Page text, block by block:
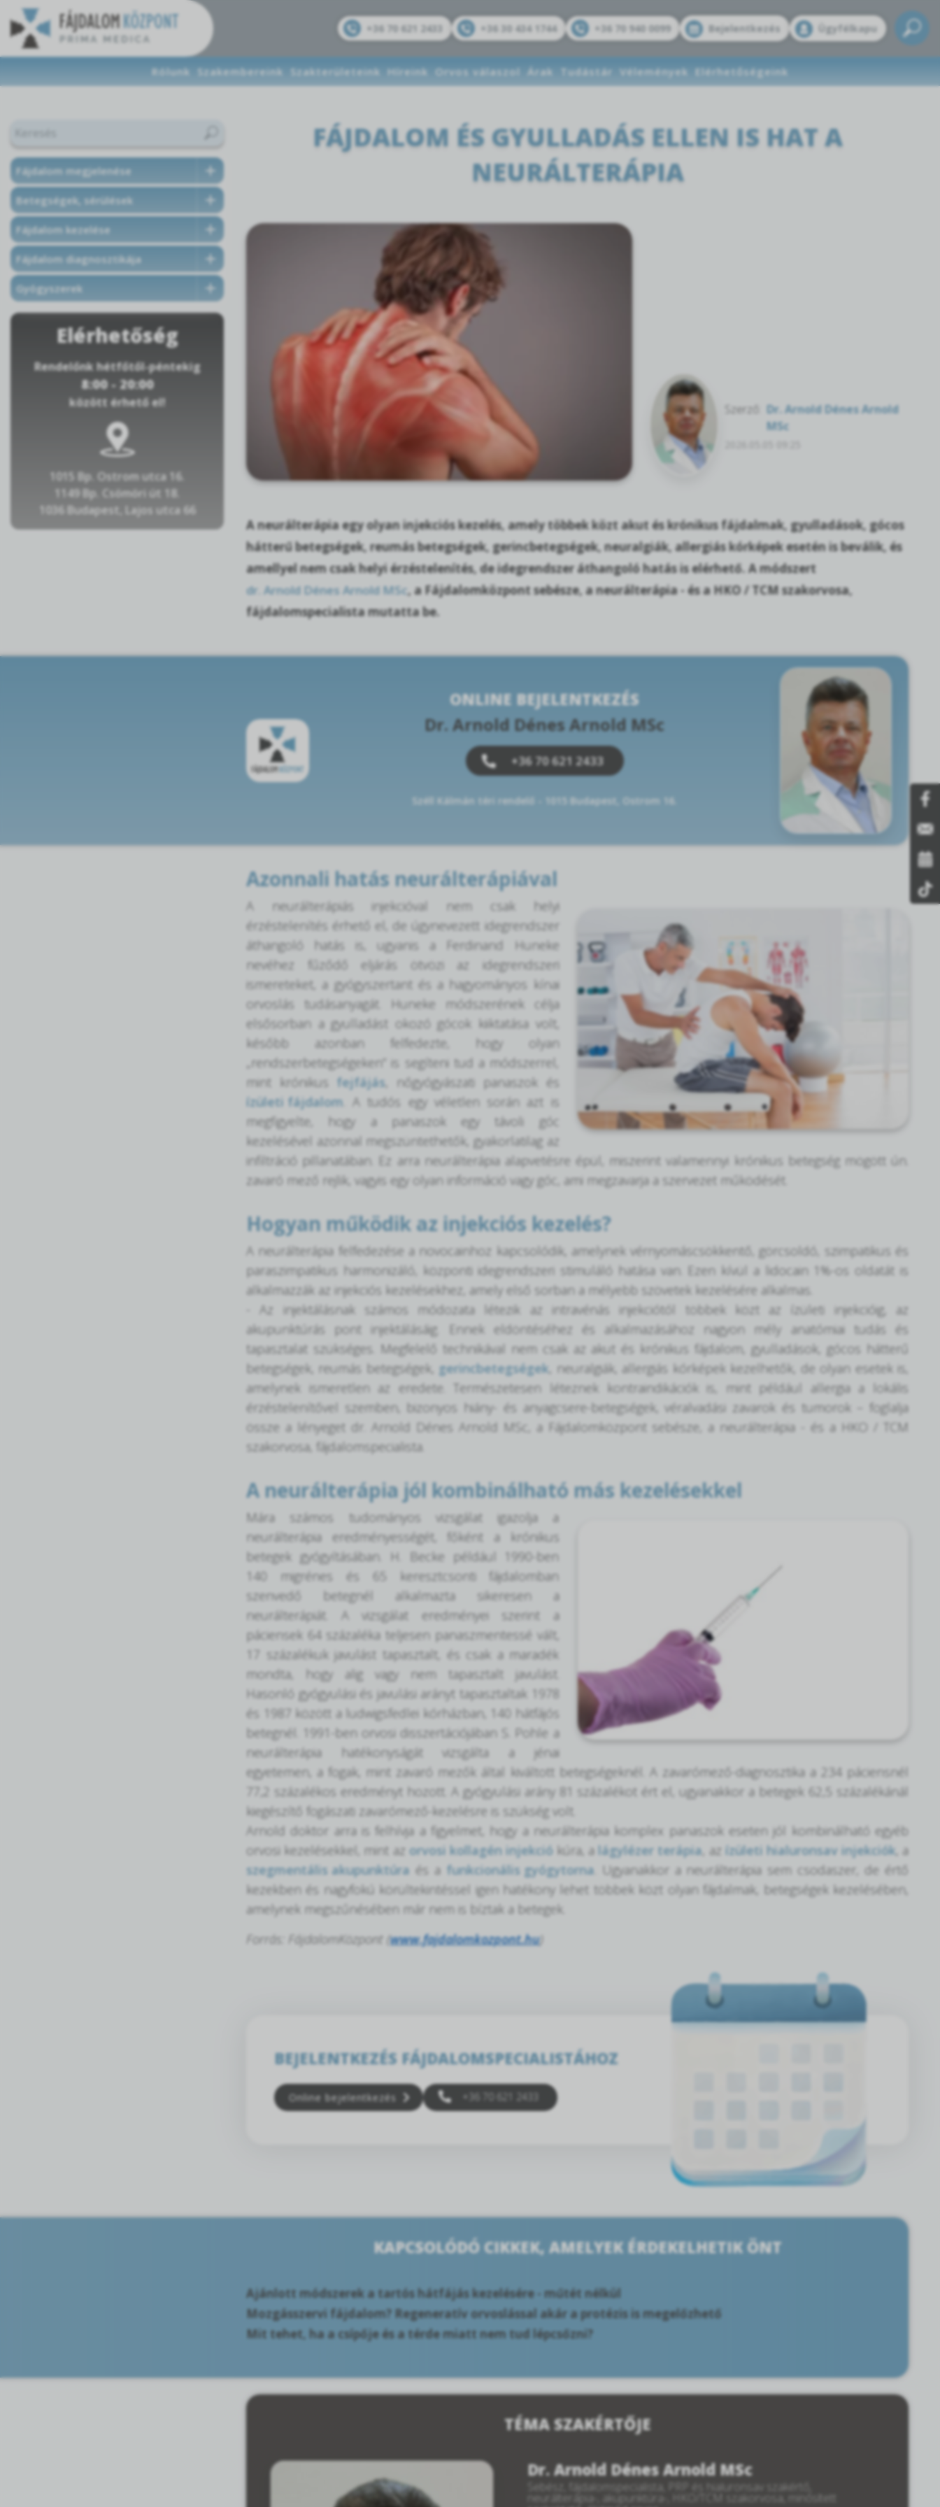
+36 70 621 2433 +36 30 434 1744 +36 70 940 0099 Bejelentkezés Ügyfélkapu
Rólunk Szakembereink Szakterületeink Híreink Orvos válaszol Árak Tudástár Vélemények Elérhetőségeink
Fájdalom megjelenése
Betegségek, sérülések
Fájdalom kezelése
Fájdalom diagnosztikája
Gyógyszerek
Elérhetőség
Rendelőnk hétfőtől-péntekig
8:00 - 20:00
között érhető el!
1015 Bp. Ostrom utca 16.
1149 Bp. Csömöri út 18.
1036 Budapest, Lajos utca 66
FÁJDALOM ÉS GYULLADÁS ELLEN IS HAT A
NEURÁLTERÁPIA
Szerző:
Dr. Arnold Dénes Arnold
MSc
A neurálterápia egy olyan injekciós kezelés, amely többek közt akut és krónikus fájdalmak, gyulladások, gócos
hátterű betegségek, reumás betegségek, gerincbetegségek, neuralgiák, allergiás kórképek esetén is beválik, és
amellyel nem csak helyi érzéstelenítés, de idegrendszer áthangoló hatás is elérhető. A módszert
dr. Arnold Dénes Arnold MSc, a Fájdalomközpont sebésze, a neurálterápia - és a HKO / TCM szakorvosa,
fájdalomspecialista mutatta be.
ONLINE BEJELENTKEZÉS
Dr. Arnold Dénes Arnold MSc
+36 70 621 2433
Széll Kálmán téri rendelő - 1015 Budapest, Ostrom 16.
Azonnali hatás neurálterápiával
A neurálterápiás injekcióval nem csak helyi
érzéstelenítés érhető el, de úgynevezett idegrendszer
áthangoló hatás is, ugyanis a Ferdinand Huneke
nevéhez fűződő eljárás ötvözi az idegrendszeri
ismereteket, a gyógyszertant és a hagyományos kínai
orvoslás tudásanyagát. Huneke módszerének célja
elsősorban a gyulladást okozó gócok kiiktatása volt,
később azonban felfedezte, hogy olyan
„rendszerbetegségeken” is segíteni tud a módszerrel,
mint krónikus fejfájás , nőgyógyászati panaszok és
ízületi fájdalom . A tudós egy véletlen során azt is
megfigyelte, hogy a panaszok egy távoli góc
kezelésével azonnal megszüntethetők, gyakorlatilag az
infiltráció pillanatában. Ez arra neurálterápia alapvetésre épül, miszerint valamennyi krónikus betegség mögött ún.
zavaró mező rejlik, vagyis egy olyan információ vagy góc, ami megzavarja a szervezet működését.
Hogyan működik az injekciós kezelés?
A neurálterápia felfedezése a novocainhoz kapcsolódik, amelynek vérnyomáscsökkentő, görcsoldó, szimpatikus és
paraszimpatikus harmonizáló, központi idegrendszeri stimuláló hatása van. Ezen kívül a lidocain 1%-os oldatát is
alkalmazzák az injekciós kezelésekhez, amely első sorban a mélyebb szövetek kezelésére alkalmas.
- Az injektálásnak számos módozata létezik az intravénás injekciótól többek közt az ízületi injekcióig, az
akupunktúrás pont injektálásáig. Ennek eldöntéséhez és alkalmazásához nagyon mély anatómiai tudás és
tapasztalat szükséges. Megfelelő technikával nem csak az akut és krónikus fájdalom, gyulladások, gócos hátterű
betegségek, reumás betegségek, gerincbetegségek , neuralgiák, allergiás kórképek kezelhetők, de olyan esetek is,
amelynek ismeretlen az eredete. Természetesen léteznek kontraindikációk is, mint például allergia a lokális
érzéstelenítővel szemben, bizonyos hiány- és anyagcsere-betegségek, véralvadási zavarok és tumorok – foglalja
össze a lényeget dr. Arnold Dénes Arnold MSc, a Fájdalomközpont sebésze, a neurálterápia - és a HKO / TCM
szakorvosa, fájdalomspecialista.
A neurálterápia jól kombinálható más kezelésekkel
Mára számos tudományos vizsgálat igazolja a
neurálterápia eredményességét, főként a krónikus
betegek gyógyításában. H. Becke például 1990-ben
140 migrénes és 65 keresztcsonti fájdalomban
szenvedő betegnél alkalmazta sikeresen a
neurálterápiát. A vizsgálat eredményei szerint a
páciensek 64 százaléka teljesen panaszmentessé vált,
17 százalékuk javulást tapasztalt, és csak a maradék
mondta, hogy alig vagy nem tapasztalt javulást.
Hasonló gyógyulási és javulási arányt tapasztaltak 1978
és 1987 között a ludwigsfedlei kórházban, 140 hátfájós
betegnél. 1991-ben orvosi disszertációjában S. Pohle a
neurálterápia hatékonyságát vizsgálta a jénai
egyetemen, a fogak, mint zavaró mezők által kiváltott betegségeknél. A zavarómező-diagnosztika a 234 páciensnél
77,2 százalékos eredményt hozott. A gyógyulási arány 81 százalékot ért el, ugyanakkor a betegek 62,5 százalékánál
kiegészítő fogászati zavarómező-kezelésre is szükség volt.
Arnold doktor arra is felhívja a figyelmet, hogy a neurálterápia komplex panaszok eseten jól kombinálható egyéb
orvosi kezelésekkel, mint az orvosi kollagén injekciókúra, a lágylézer terápia , az ízületi hialuronsav injekciók, a
szegmentális akupunktúra és a funkcionális gyógytorna. Ugyanakkor a neurálterápia sem csodaszer, de értő
kezekben és nagyfokú körültekintéssel igen hatékony lehet többek közt olyan fájdalmak, betegségek kezelésében,
amelynek megszűnésében már nem is bíztak a betegek.
Forrás: FájdalomKözpont (www.fajdalomkozpont.hu)
BEJELENTKEZÉS FÁJDALOMSPECIALISTÁHOZ
Online bejelentkezés +36 70 621 2433
KAPCSOLÓDÓ CIKKEK, AMELYEK ÉRDEKELHETIK ÖNT
Ajánlott módszerek a tartós hátfájás kezelésére - műtét nélkül
Mozgásszervi fájdalom? Regeneratív orvoslással akár a protézis is megelőzhető
Mit tehet, ha a csípője és a térde miatt nem tud lépcsőzni?
TÉMA SZAKÉRTŐJE
Dr. Arnold Dénes Arnold MSc
Sebész, fájdalomspecialista, PRP és hialuronsav szakértő,
neurálterápia-, akupunktúra-, HKO/TCM szakorvosa, minősített